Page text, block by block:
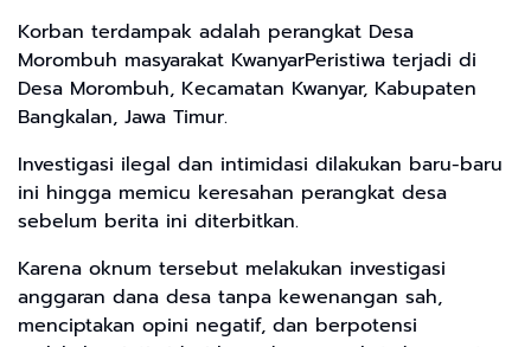
Korban terdampak adalah perangkat Desa
Morombuh masyarakat Kwanyar​Peristiwa terjadi di
Desa Morombuh, Kecamatan Kwanyar, Kabupaten
Bangkalan, Jawa Timur.
Investigasi ilegal dan intimidasi dilakukan baru-baru
ini hingga memicu keresahan perangkat desa
sebelum berita ini diterbitkan.
Karena oknum tersebut melakukan investigasi
anggaran dana desa tanpa kewenangan sah,
menciptakan opini negatif, dan berpotensi